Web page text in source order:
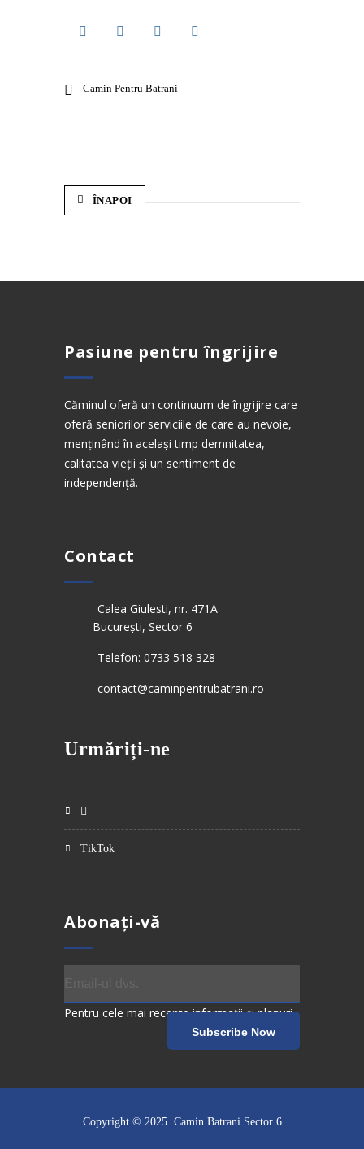
Camin Pentru Batrani
ÎNAPOI
Pasiune pentru îngrijire
Căminul oferă un continuum de îngrijire care
oferă seniorilor serviciile de care au nevoie,
menținând în același timp demnitatea,
calitatea vieții și un sentiment de
independență.
Contact
Calea Giulesti, nr. 471A
București, Sector 6
Telefon: 0733 518 328
contact@caminpentrubatrani.ro
Urmăriți-ne
TikTok
Abonați-vă
Pentru cele mai recente informații și planuri.
Copyright © 2025. Camin Batrani Sector 6